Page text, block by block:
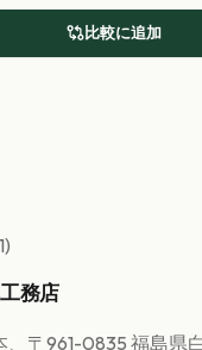
比較に追加
1)
務店
、〒961-0835 福島県